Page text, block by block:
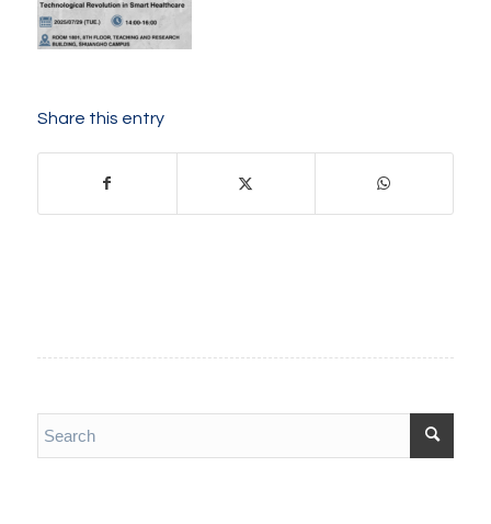
Share this entry